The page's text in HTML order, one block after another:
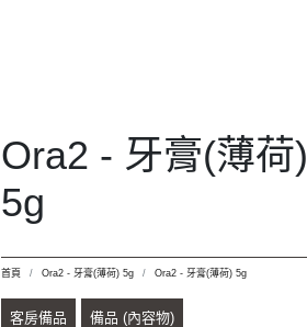
Ora2 - 牙膏(薄荷)
5g
首頁 Ora2 - 牙膏(薄荷) 5g Ora2 - 牙膏(薄荷) 5g
客房備品 備品 (內容物)